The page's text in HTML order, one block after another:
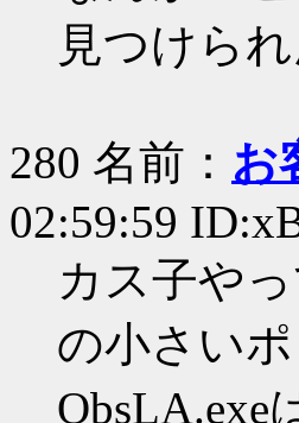
見つけら
280 名前： お
02:59:59
カス子や
の小さい